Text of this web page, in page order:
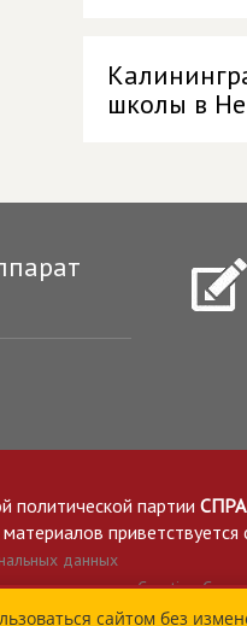
школы в
политической партии
данных
по лицензии Creative
сайтом без